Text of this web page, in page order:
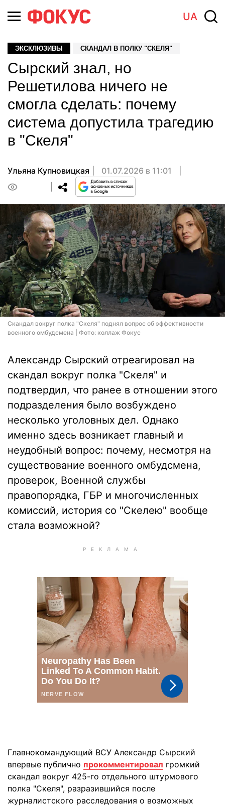
UA
ЭКСКЛЮЗИВЫ СКАНДАЛ В ПОЛКУ "СКЕЛЯ"
Сырский знал, но
Решетилова ничего не
смогла сделать: почему
система допустила трагедию
в "Скеля"
Ульяна Купновицкая
01.07.2026 в 11:01
Скандал вокруг полка "Скеля" поднял вопрос об эффективности
военного омбудсмена | Фото: коллаж Фокус
Александр Сырский отреагировал на
скандал вокруг полка "Скеля" и
подтвердил, что ранее в отношении этого
подразделения было возбуждено
несколько уголовных дел. Однако
именно здесь возникает главный и
неудобный вопрос: почему, несмотря на
существование военного омбудсмена,
проверок, Военной службы
правопорядка, ГБР и многочисленных
комиссий, история со "Скелею" вообще
стала возможной?
Главнокомандующий ВСУ Александр Сырский
впервые публично прокомментировал громкий
скандал вокруг 425-го отдельного штурмового
полка "Скеля", разразившийся после
журналистского расследования о возможных